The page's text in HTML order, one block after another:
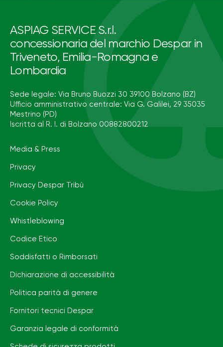
ASPIAG SERVICE S.r.l.
concessionaria del marchio Despar in
Triveneto, Emilia-Romagna e
Lombardia
Sede legale: Via Bruno Buozzi 30 39100 Bolzano (BZ)
Ufficio amministrativo centrale: Via G. Galilei, 29 35035
Mestrino (PD)
Iscritta al R. I. di Bolzano 00882800212
Media & Press
Privacy
Privacy Despar Tribù
Cookie Policy
Whistleblowing
Codice Etico
Soddisfatti o Rimborsati
Dichiarazione di accessibilità
Politica parità di genere
Fornitori tecnici Despar
Garanzia legale di conformità